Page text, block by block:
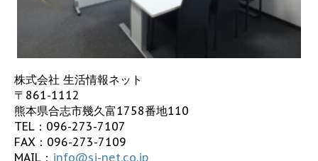
株式会社 生活情報ネット
〒861-1112
熊本県合志市幾久富1758番地110
TEL： 096-273-7107
FAX：096-273-7109
MAIL： info@sj-net.co.jp